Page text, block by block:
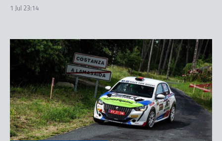
1 Jul 23:14